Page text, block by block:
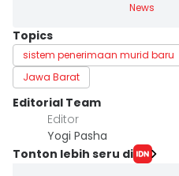
News
Topics
sistem penerimaan murid baru
Jawa Barat
Editorial Team
Editor
Yogi Pasha
Tonton lebih seru di